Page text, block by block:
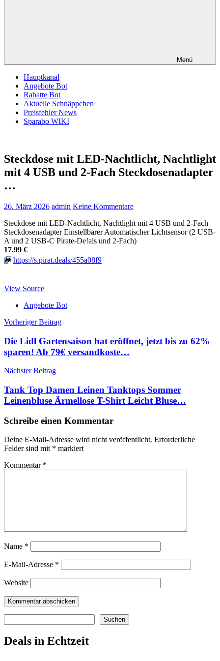
Menü
Hauptkanal
Angebote Bot
Rabatte Bot
Aktuelle Schnäppchen
Preisfehler News
Sparabo WIKI
Steckdose mit LED-Nachtlicht, Nachtlight
mit 4 USB und 2-Fach Steckdosenadapter
…
26. März 2026 admin Keine Kommentare
Steckdose mit LED-Nachtlicht, Nachtlight mit 4 USB und 2-Fach
Steckdosenadapter Einstellbarer Automatischer Lichtsensor (2 USB-
A und 2 USB-C Pirate-De!als und 2-Fach)
17.99 €
⏩️ https://s.pirat.deals/455a08f9
View Source
Angebote Bot
Beitragsnavigation
Vorheriger Beitrag
Die Lidl Gartensaison hat eröffnet, jetzt bis zu 62%
sparen! Ab 79€ versandkoste…
Nächster Beitrag
Tank Top Damen Leinen Tanktops Sommer
Leinenbluse Ärmellose T-Shirt Leicht Bluse…
Schreibe einen Kommentar
Deine E-Mail-Adresse wird nicht veröffentlicht. Erforderliche
Felder sind mit * markiert
Kommentar *
Name *
E-Mail-Adresse *
Website
Suchen
Deals in Echtzeit